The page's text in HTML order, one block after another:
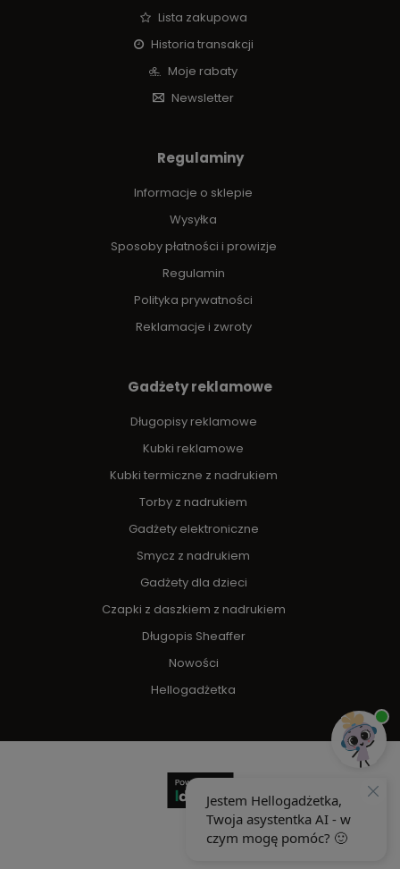
Lista zakupowa
Historia transakcji
Moje rabaty
Newsletter
Regulaminy
Informacje o sklepie
Wysyłka
Sposoby płatności i prowizje
Regulamin
Polityka prywatności
Reklamacje i zwroty
Gadżety reklamowe
Długopisy reklamowe
Kubki reklamowe
Kubki termiczne z nadrukiem
Torby z nadrukiem
Gadżety elektroniczne
Smycz z nadrukiem
Gadżety dla dzieci
Czapki z daszkiem z nadrukiem
Długopis Sheaffer
Nowości
Hellogadżetka